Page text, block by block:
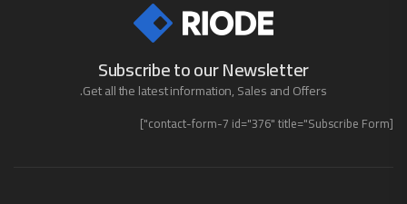
Subscribe to our Newsletter
Get all the latest information, Sales and Offers.
[contact-form-7 id="376" title="Subscribe Form"]